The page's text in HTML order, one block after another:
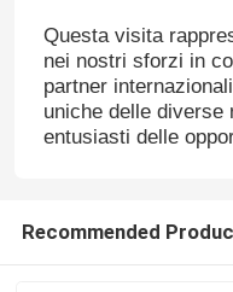
Questa visita
nei nostri sforzi in
partner
uniche delle diverse
entusiasti delle
Recommended